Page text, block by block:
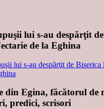
lui s-au despărţit
de la Eghina
din Egina, făcătorul de
predici, scrisori